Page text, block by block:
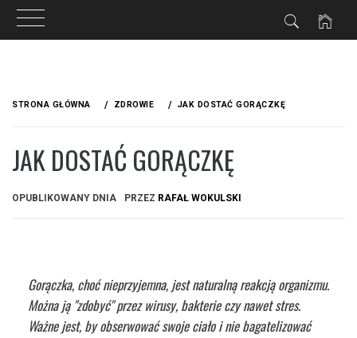
treściSTRONA GŁÓWNA ZDROWIE JAK DOSTAĆ GORĄCZKĘ
JAK DOSTAĆ GORĄCZKĘ
OPUBLIKOWANY DNIA PRZEZ RAFAŁ WOKULSKI
Gorączka, choć nieprzyjemna, jest naturalną reakcją organizmu.
Można ją "zdobyć" przez wirusy, bakterie czy nawet stres.
Ważne jest, by obserwować swoje ciało i nie bagatelizować